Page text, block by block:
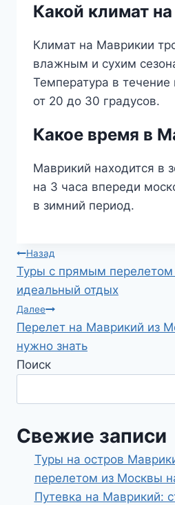
Какой климат
Климат на Маврикии
влажным и сухим
Температура в течение
от 20 до 30 градусов.
Какое время в
Маврикий находится в
на 3 часа впереди
в зимний период.
Навигация
по
записям
Назад
Туры с прямым
идеальный отдых
Далее
Перелет на Маврикий из
нужно знать
Поиск
Свежие записи
Туры на остров
перелетом из Москвы
Путевка на Маврикий: